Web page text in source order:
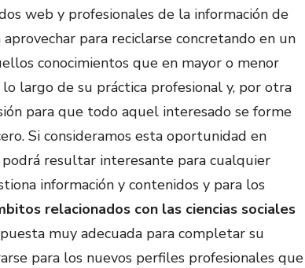
web y profesionales de la información de
para reciclarse concretando en un
conocimientos que en mayor o menor
largo de su práctica profesional y, por otra
para que todo aquel interesado se forme
Si consideramos esta oportunidad en
resultar interesante para cualquier
información y contenidos y para los
relacionados con las ciencias sociales
muy adecuada para completar su
para los nuevos perfiles profesionales que